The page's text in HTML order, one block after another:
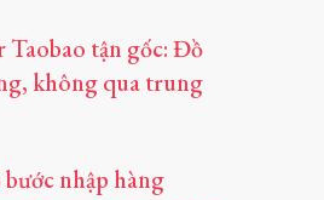
tận gốc: Đồ
không qua trung
nhập hàng